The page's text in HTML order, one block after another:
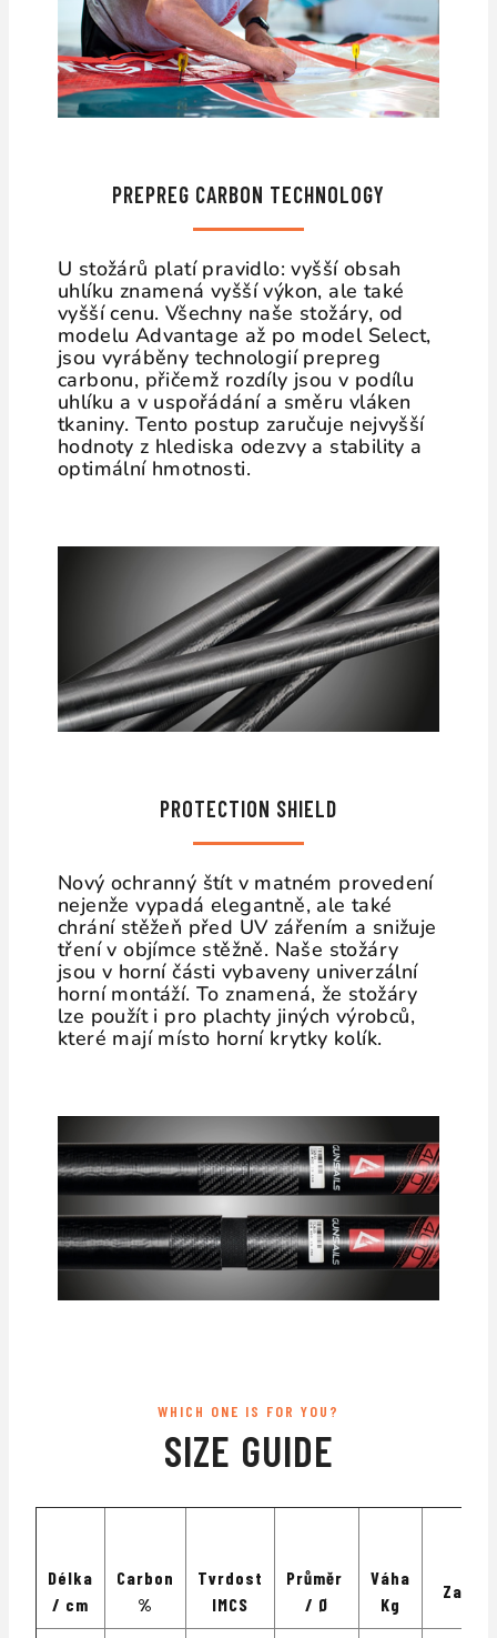
PREPREG CARBON TECHNOLOGY
U stožárů platí pravidlo: vyšší obsah
uhlíku znamená vyšší výkon, ale také
vyšší cenu. Všechny naše stožáry, od
modelu Advantage až po model Select,
jsou vyráběny technologií prepreg
carbonu, přičemž rozdíly jsou v podílu
uhlíku a v uspořádání a směru vláken
tkaniny. Tento postup zaručuje nejvyšší
hodnoty z hlediska odezvy a stability a
optimální hmotnosti.
PROTECTION SHIELD
Nový ochranný štít v matném provedení
nejenže vypadá elegantně, ale také
chrání stěžeň před UV zářením a snižuje
tření v objímce stěžně. Naše stožáry
jsou v horní části vybaveny univerzální
horní montáží. To znamená, že stožáry
lze použít i pro plachty jiných výrobců,
které mají místo horní krytky kolík.
WHICH ONE IS FOR YOU?
SIZE GUIDE
Délka
/ cm
Carbon
%
Tvrdost
IMCS
Průměr
/ Ø
Váha
Kg